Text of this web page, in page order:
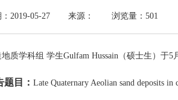
2019-05-27 来源： 浏览量：501
学科组 学生Gulfam Hussain（硕士生）于5
题目： Late Quaternary Aeolian sand deposits